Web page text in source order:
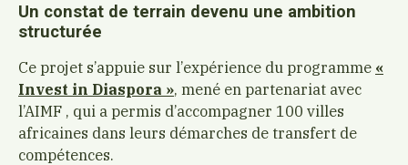
Un constat de terrain devenu une ambition
structurée
Ce projet s’appuie sur l’expérience du programme «
Invest in Diaspora », mené en partenariat avec
l’AIMF , qui a permis d’accompagner 100 villes
africaines dans leurs démarches de transfert de
compétences.